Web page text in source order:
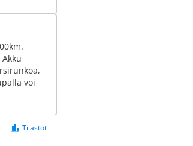
voi
Tilastot